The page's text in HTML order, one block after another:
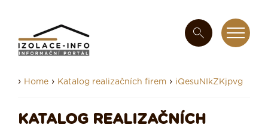
› Home › Katalog realizačních firem › iQesuNIkZKjpvg
KATALOG REALIZAČNÍCH